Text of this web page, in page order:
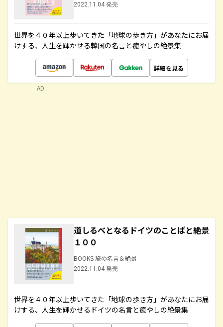
2022.11.04 発売
世界を４０年以上歩いてきた「地球の歩き方」があなたにお届
けする、人生を輝かせる韓国の名言と癒やしの絶景集
詳細を見る
道しるべとなるドイツのことばと絶景
１００
BOOKS 旅の名言＆絶景
2022.11.04 発売
世界を４０年以上歩いてきた「地球の歩き方」があなたにお届
けする、人生を輝かせるドイツの名言と癒やしの絶景集
AD